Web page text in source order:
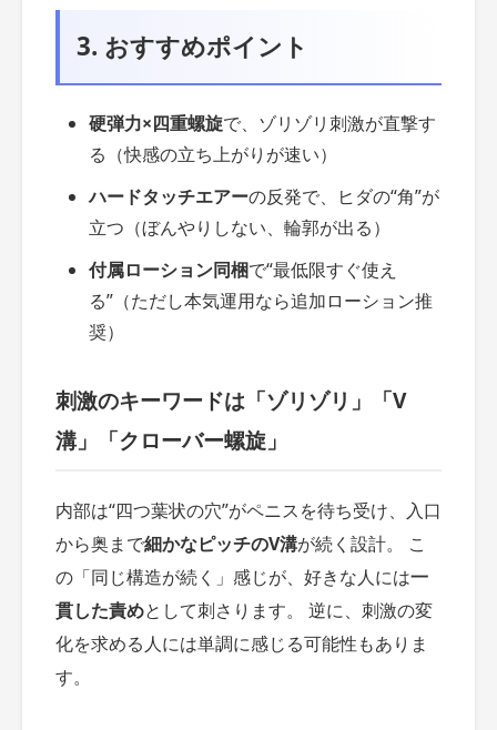
3. おすすめポイント
硬弾力×四重螺旋で、ゾリゾリ刺激が直撃す
る（快感の立ち上がりが速い）
ハードタッチエアーの反発で、ヒダの“角”が
立つ（ぼんやりしない、輪郭が出る）
付属ローション同梱で“最低限すぐ使え
る”（ただし本気運用なら追加ローション推
奨）
刺激のキーワードは「ゾリゾリ」「V
溝」「クローバー螺旋」
内部は“四つ葉状の穴”がペニスを待ち受け、入口
から奥まで細かなピッチのV溝が続く設計。 こ
の「同じ構造が続く」感じが、好きな人には一
貫した責めとして刺さります。 逆に、刺激の変
化を求める人には単調に感じる可能性もありま
す。